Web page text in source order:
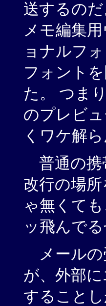
送するのだ
メモ編集
ョナルフ
フォント
た。 つま
のプレビ
くワケ解ら
普通の携
改行の場
ゃ無くて
ッ飛んでる
メールの
が、外部
することし